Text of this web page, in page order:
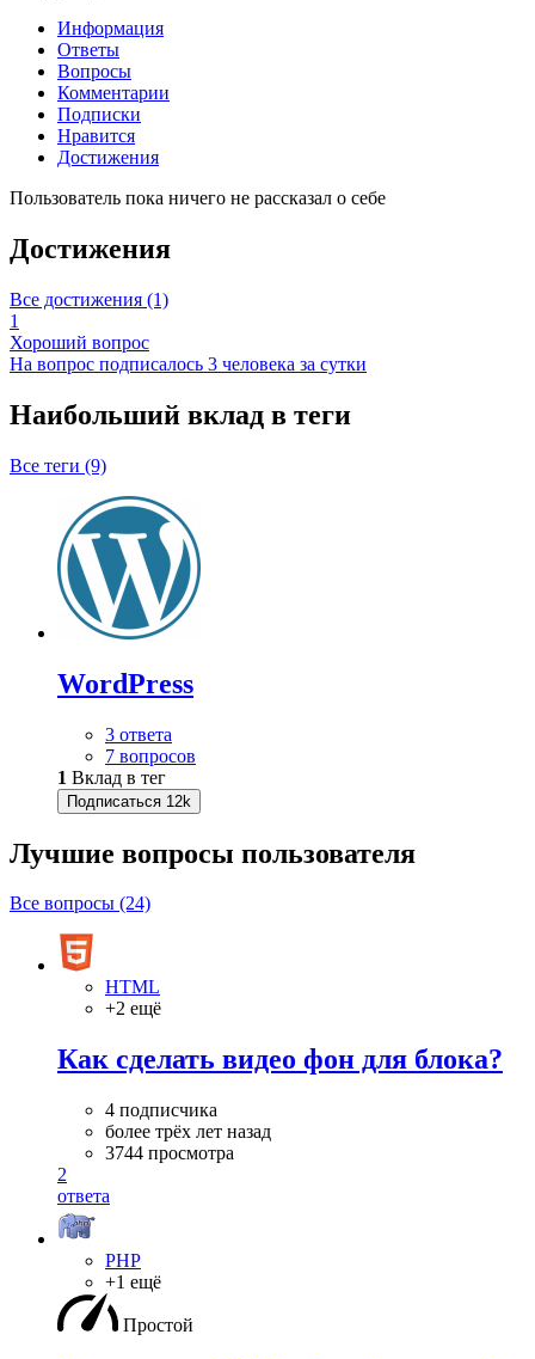
Информация
Ответы
Вопросы
Комментарии
Подписки
Нравится
Достижения
Пользователь пока ничего не рассказал о себе
Достижения
Все достижения (1)
1
Хороший вопрос
На вопрос подписалось 3 человека за сутки
Наибольший вклад в теги
Все теги (9)
WordPress
3 ответа
7 вопросов
1 Вклад в тег
Подписаться 12k
Лучшие вопросы пользователя
Все вопросы (24)
HTML
+2 ещё
Как сделать видео фон для блока?
4 подписчика
более трёх лет назад
3744 просмотра
2
ответа
PHP
+1 ещё
Простой